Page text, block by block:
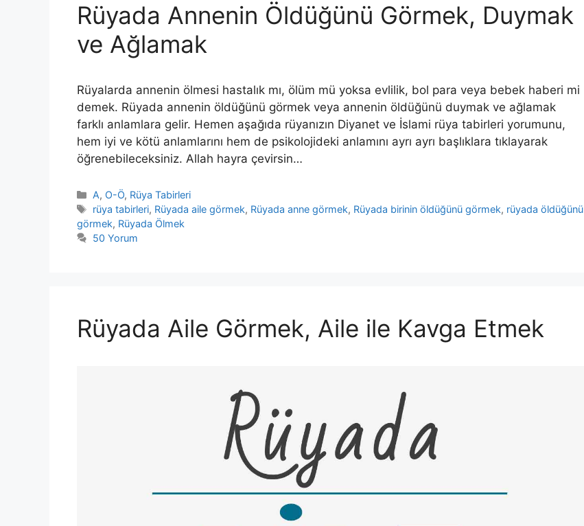
Rüyada Annenin Öldüğünü Görmek, Duymak
ve Ağlamak
Rüyalarda annenin ölmesi hastalık mı, ölüm mü yoksa evlilik, bol para veya bebek haberi mi
demek. Rüyada annenin öldüğünü görmek veya annenin öldüğünü duymak ve ağlamak
farklı anlamlara gelir. Hemen aşağıda rüyanızın Diyanet ve İslami rüya tabirleri yorumunu,
hem iyi ve kötü anlamlarını hem de psikolojideki anlamını ayrı ayrı başlıklara tıklayarak
öğrenebileceksiniz. Allah hayra çevirsin…
Kategoriler
A, O-Ö, Rüya Tabirleri
Etiketler
rüya tabirleri, Rüyada aile görmek, Rüyada anne görmek, Rüyada birinin öldüğünü görmek, rüyada öldüğünü
görmek, Rüyada Ölmek
50 Yorum
Rüyada Aile Görmek, Aile ile Kavga Etmek